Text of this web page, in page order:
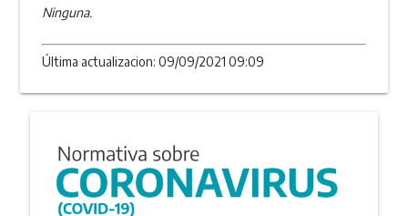
Ninguna.
Última actualizacion: 09/09/2021 09:09